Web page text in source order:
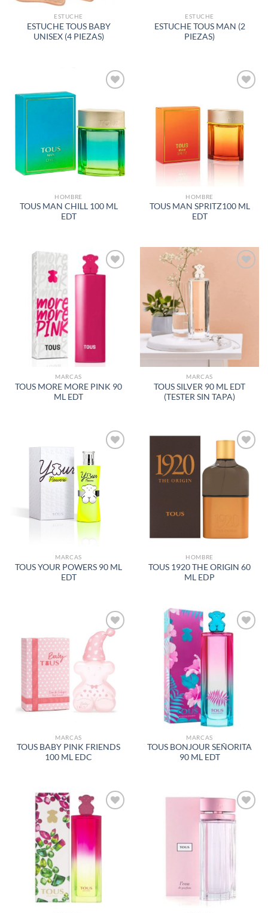
ESTUCHE
ESTUCHE TOUS BABY
UNISEX (4 PIEZAS)
ESTUCHE
ESTUCHE TOUS MAN (2
PIEZAS)
A LA
DE
DESEOS
HOMBRE
TOUS MAN CHILL 100 ML
EDT
A LA
LISTA
DE
DESEOS
HOMBRE
TOUS MAN SPRITZ100 ML
EDT
MARCAS
TOUS MORE MORE PINK 90
ML EDT
MARCAS
TOUS SILVER 90 ML EDT
(TESTER SIN TAPA)
AÑADIR
A LA
LISTA
DE
DESEOS
MARCAS
TOUS YOUR POWERS 90 ML
EDT
AÑADIR
A LA
DESEOS
HOMBRE
TOUS 1920 THE ORIGIN 60
ML EDP
AÑADIR
A LA
LISTA
DE
DESEOS
MARCAS
TOUS BABY PINK FRIENDS
100 ML EDC
AÑADIR
DE
DESEOS
MARCAS
TOUS BONJOUR SEÑORITA
90 ML EDT
AÑADIR
DESEOS
AÑADIR